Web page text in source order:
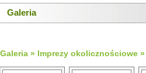
Galeria
Galeria » Imprezy okolicznościowe